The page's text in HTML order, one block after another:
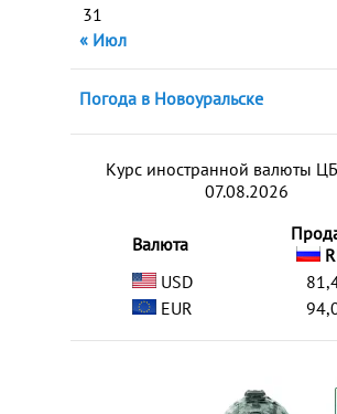
31
« Июл
Погода в Новоуральске
Курс иностранной валюты
07.08.2026
Валюта
USD
EUR